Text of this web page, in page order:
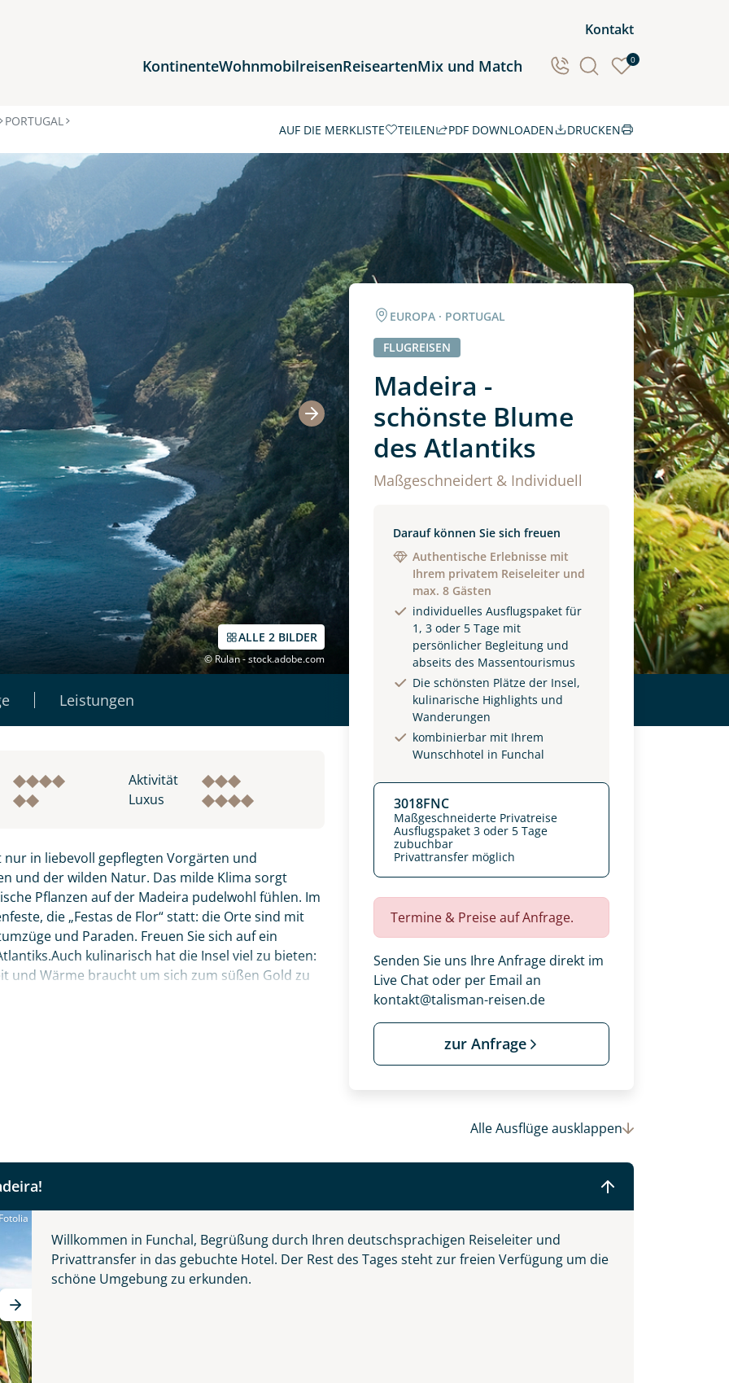
Kontakt
KontinenteWohnmobilreisenReiseartenMix und Match 0
Reiseziele
Afrika
Asien
Europa
Nordamerika
Ozeanien
Südamerika
PORTUGAL
AUF DIE MERKLISTE TEILEN
schönste Blume des Atlantiks
PDF DOWNLOADEN DRUCKEN
ALLE 2 BILDER
© Rulan - stock.adobe.com
Leistungen
EUROPA · PORTUGAL
FLUGREISEN
Madeira -
schönste Blume
des Atlantiks
Maßgeschneidert & Individuell
Darauf können Sie sich freuen
Authentische Erlebnisse mit
Ihrem privatem Reiseleiter und
max. 8 Gästen
individuelles Ausflugspaket für
1, 3 oder 5 Tage mit
persönlicher Begleitung und
abseits des Massentourismus
Die schönsten Plätze der Insel,
kulinarische Highlights und
Wanderungen
kombinierbar mit Ihrem
Wunschhotel in Funchal
3018FNC
Maßgeschneiderte Privatreise
Ausflugspaket 3 oder 5 Tage
zubuchbar
Privattransfer möglich
Termine & Preise auf Anfrage.
Senden Sie uns Ihre Anfrage direkt im
Live Chat oder per Email an
kontakt@talisman-reisen.de
zur Anfrage
Aktivität
Luxus
in liebevoll gepflegten Vorgärten und
und der wilden Natur. Das milde Klima sorgt
Pflanzen auf der Madeira pudelwohl fühlen. Im
die „Festas de Flor“ statt: die Orte sind mit
und Paraden. Freuen Sie sich auf ein
kulinarisch hat die Insel viel zu bieten:
und Wärme braucht um sich zum süßen Gold zu
Degenfisch, den Sie bitte zunächst probieren,
Alle Ausflügeausklappen
Willkommen in Funchal, Begrüßung durch Ihren deutschsprachigen Reiseleiter und
Privattransfer in das gebuchte Hotel. Der Rest des Tages steht zur freien Verfügung um die
schöne Umgebung zu erkunden.
Ihr Urlaub - so individuell wie Sie. Teilen Sie uns Ihre Wunschtermine für die Reise
kontaktieren Sie, um alles Weitere zu besprechen. Gemeinsam gestalten wir Ihre